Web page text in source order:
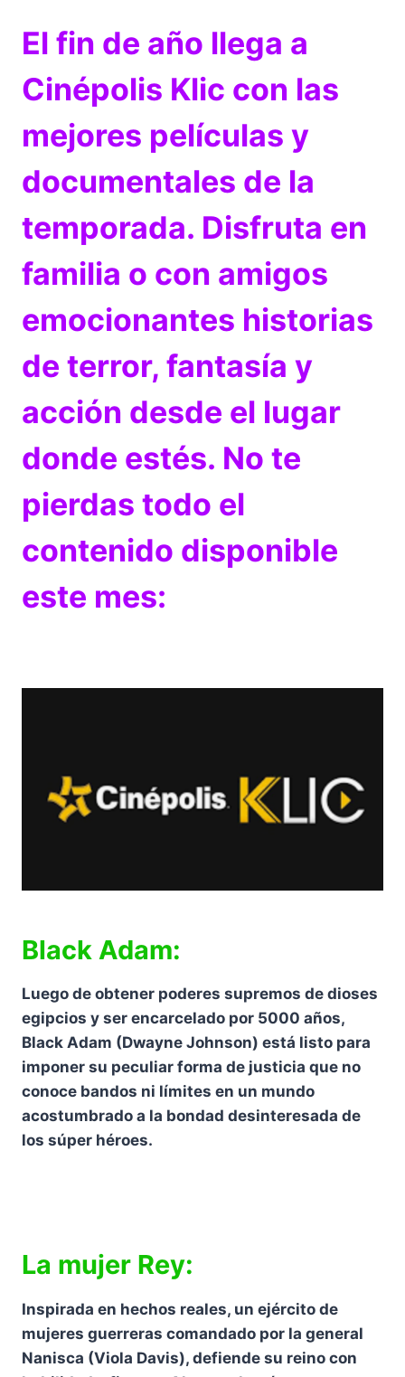
El fin de año llega a
Cinépolis Klic con las
mejores películas y
documentales de la
temporada. Disfruta en
familia o con amigos
emocionantes historias
de terror, fantasía y
acción desde el lugar
donde estés. No te
pierdas todo el
contenido disponible
este mes:
Black Adam:
Luego de obtener poderes supremos de dioses
egipcios y ser encarcelado por 5000 años,
Black Adam (Dwayne Johnson) está listo para
imponer su peculiar forma de justicia que no
conoce bandos ni límites en un mundo
acostumbrado a la bondad desinteresada de
los súper héroes.
La mujer Rey:
Inspirada en hechos reales, un ejército de
mujeres guerreras comandado por la general
Nanisca (Viola Davis), defiende su reino con